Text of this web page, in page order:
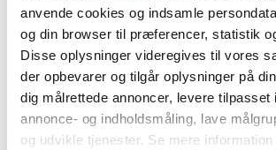
anvende cookies og indsamle
og din browser til præferencer, statistik
Disse oplysninger videregives til vores
der opbevarer og tilgår oplysninger på
dig målrettede annoncer, levere tilpasset
annonce- og indholdsmåling, lave
og udvikle tjenester. Se mere information